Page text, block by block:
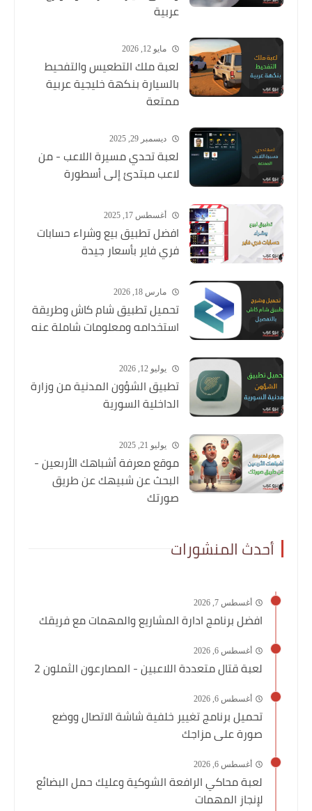
عربية
مايو 12, 2026
لعبة ملك التطعيس والتفحيط
بالسيارة بنكهة خليجية عربية
ممتعة
ديسمبر 29, 2025
لعبة تحدي مسيرة اللاعب - من
لاعب مبتدئ إلى أسطورة
أغسطس 17, 2025
افضل تطبيق بيع وشراء حسابات
فري فاير بأسعار جيدة
مارس 18, 2026
تحميل تطبيق شام كاش وطريقة
استخدامه ومعلومات شاملة عنه
يوليو 12, 2026
تطبيق الشؤون المدنية من وزارة
الداخلية السورية
يوليو 21, 2025
موقع معرفة أشباهك الأربعين -
البحث عن شبيهك عن طريق
صورتك
أحدث المنشورات
أغسطس 7, 2026
افضل برنامج ادارة المشاريع والمهمات مع فريقك
أغسطس 6, 2026
لعبة قتال متعددة اللاعبين - المصارعون الثملون 2
أغسطس 6, 2026
تحميل برنامج تغيير خلفية شاشة الاتصال ووضع
صورة على مزاجك
أغسطس 6, 2026
لعبة محاكي الرافعة الشوكية وعليك حمل البضائع
لإنجاز المهمات